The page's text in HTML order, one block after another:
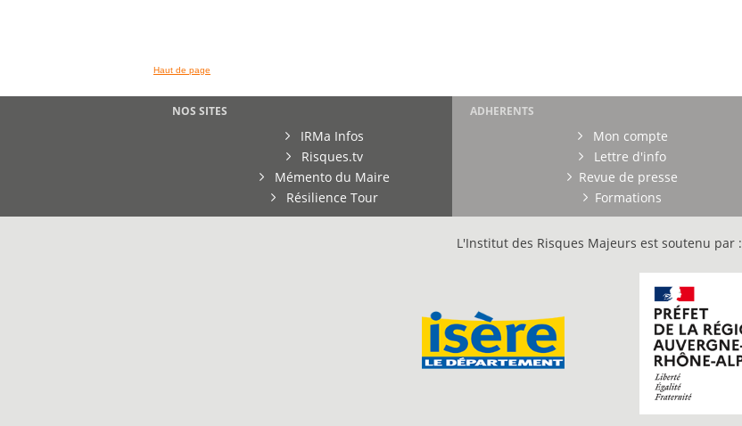
Haut de page
NOS SITES
IRMa Infos
Risques.tv
Mémento du Maire
Résilience Tour
ADHERENTS
Mon compte
Lettre d'info
Revue de presse
Formations
L'Institut des Risques Majeurs est soutenu par :